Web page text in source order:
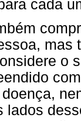
cada
mas
o
lados